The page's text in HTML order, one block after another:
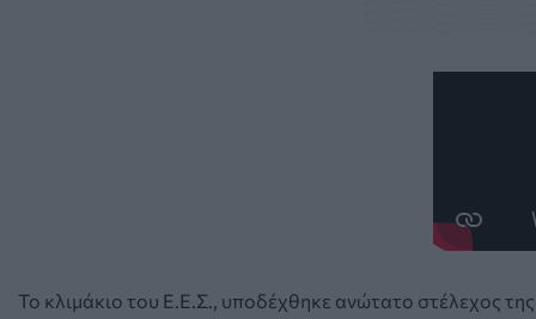
Το κλιμάκιο του Ε.Ε.Σ., υποδέχθηκε ανώτατο στέλεχος